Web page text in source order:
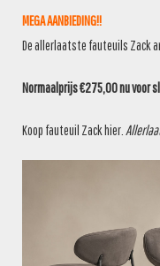
BANKEN
MEGA AANBIEDING!!
De allerlaatste fauteuils Zack
Normaalprijs €275,00 nu voor
Koop fauteuil Zackhier